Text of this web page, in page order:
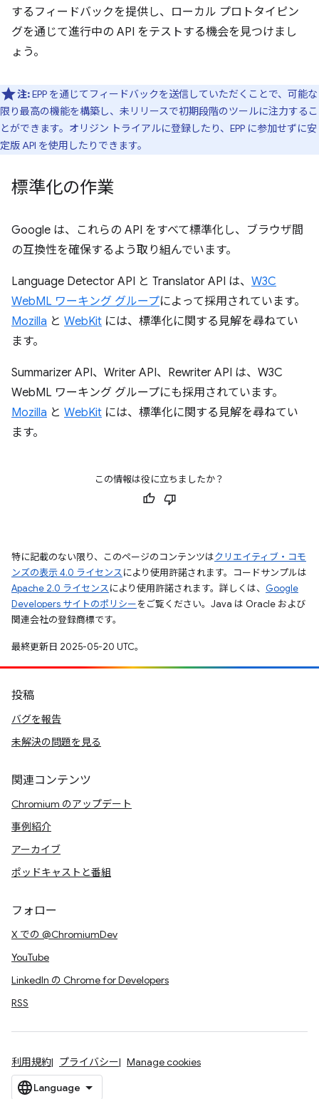
するフィードバックを提供し、ローカル プロトタイピン
グを通じて進行中の API をテストする機会を見つけまし
ょう。
注:EPP を通じてフィードバックを送信していただくことで、可能な
限り最高の機能を構築し、未リリースで初期段階のツールに注力するこ
とができます。オリジン トライアルに登録したり、EPP に参加せずに安
定版 API を使用したりできます。
標準化の作業
Google は、これらの API をすべて標準化し、ブラウザ間
の互換性を確保するよう取り組んでいます。
Language Detector API と Translator API は、 W3C
WebML ワーキング グループによって採用されています。
Mozilla と WebKit には、標準化に関する見解を尋ねてい
ます。
Summarizer API、Writer API、Rewriter API は、W3C
WebML ワーキング グループにも採用されています。
Mozilla と WebKit には、標準化に関する見解を尋ねてい
ます。
この情報は役に立ちましたか？
特に記載のない限り、このページのコンテンツはクリエイティブ・コモ
ンズの表示 4.0 ライセンスにより使用許諾されます。コードサンプルは
Apache 2.0 ライセンスにより使用許諾されます。詳しくは、 Google
Developers サイトのポリシーをご覧ください。Java は Oracle および
関連会社の登録商標です。
最終更新日 2025-05-20 UTC。
投稿
バグを報告
未解決の問題を見る
関連コンテンツ
Chromium のアップデート
事例紹介
アーカイブ
ポッドキャストと番組
フォロー
X での @ChromiumDev
YouTube
LinkedIn の Chrome for Developers
RSS
利用規約 プライバシー Manage cookies